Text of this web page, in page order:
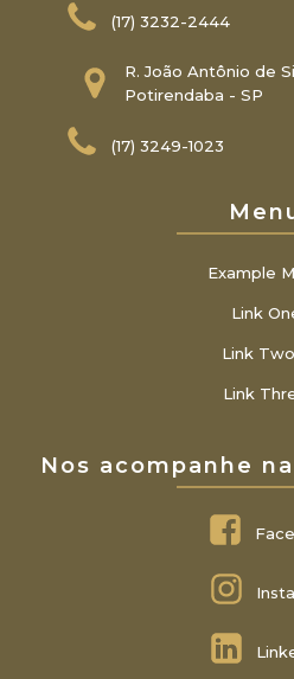
(17) 3232-2444
R. João Antônio de
Potirendaba - SP
(17) 3249-1023
Example
Link
Link Two
Link
Nos acompanhe